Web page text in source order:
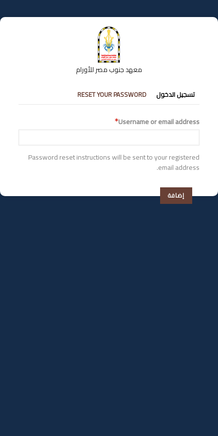
إلى
المحتوى
معهد جنوب مصر للأورام
التبويبات
الأساسية
تسجيل الدخول RESET YOUR PASSWORD
Username or email address
Password reset instructions will be sent to your registered
email address.